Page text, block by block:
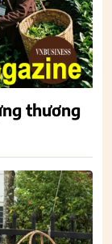
thương